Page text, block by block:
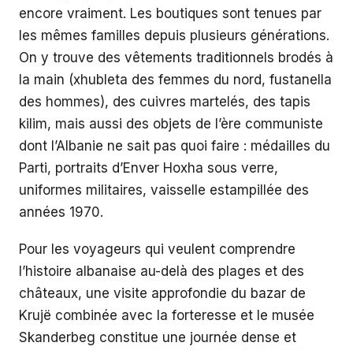
encore vraiment. Les boutiques sont tenues par
les mêmes familles depuis plusieurs générations.
On y trouve des vêtements traditionnels brodés à
la main (xhubleta des femmes du nord, fustanella
des hommes), des cuivres martelés, des tapis
kilim, mais aussi des objets de l’ère communiste
dont l’Albanie ne sait pas quoi faire : médailles du
Parti, portraits d’Enver Hoxha sous verre,
uniformes militaires, vaisselle estampillée des
années 1970.
Pour les voyageurs qui veulent comprendre
l’histoire albanaise au-delà des plages et des
châteaux, une visite approfondie du bazar de
Krujë combinée avec la forteresse et le musée
Skanderbeg constitue une journée dense et